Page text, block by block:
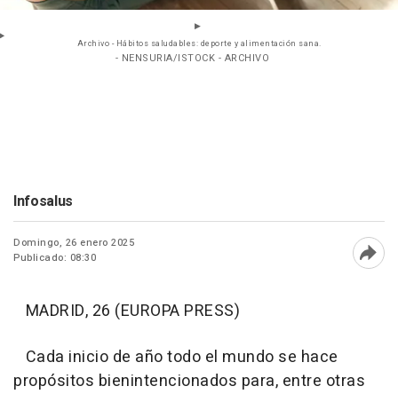
Archivo - Hábitos saludables: deporte y alimentación sana.
- NENSURIA/ISTOCK - ARCHIVO
Infosalus
Domingo, 26 enero 2025
Publicado: 08:30
MADRID, 26 (EUROPA PRESS)
Cada inicio de año todo el mundo se hace
propósitos bienintencionados para, entre otras